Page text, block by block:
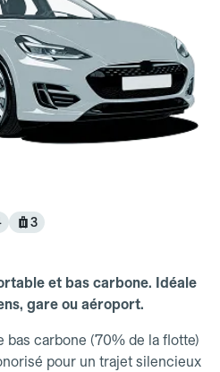
3
et bas carbone. Idéale
gare ou aéroport.
bas carbone (70% de la flotte)
pour un trajet silencieux